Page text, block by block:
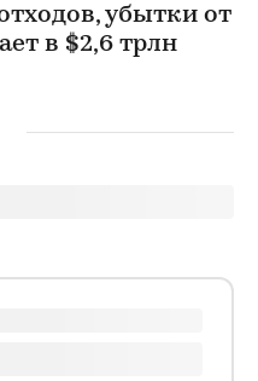
убытки от
в $2,6 трлн